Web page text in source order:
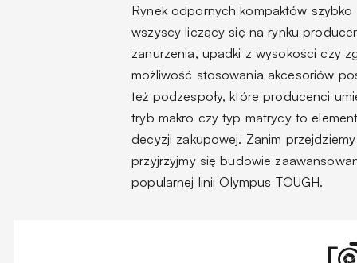
Rynek odpornych kompaktów
wszyscy liczący się na rynku
zanurzenia, upadki z wysokości czy
możliwość stosowania akcesoriów
też podzespoły, które producenci
tryb makro czy typ matrycy to
decyzji zakupowej. Zanim
przyjrzyjmy się budowie
popularnej linii Olympus TOUGH.